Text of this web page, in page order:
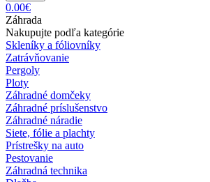
0.00€
Záhrada
Nakupujte podľa kategórie
Skleníky a fóliovníky
Zatrávňovanie
Pergoly
Ploty
Záhradné domčeky
Záhradné príslušenstvo
Záhradné náradie
Siete, fólie a plachty
Prístrešky na auto
Pestovanie
Záhradná technika